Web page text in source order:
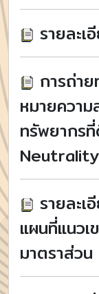
รายละ
การถ่า
หมายควา
ทรัพยากร
รายละ
แผนที่แนว
มาตราส่ว